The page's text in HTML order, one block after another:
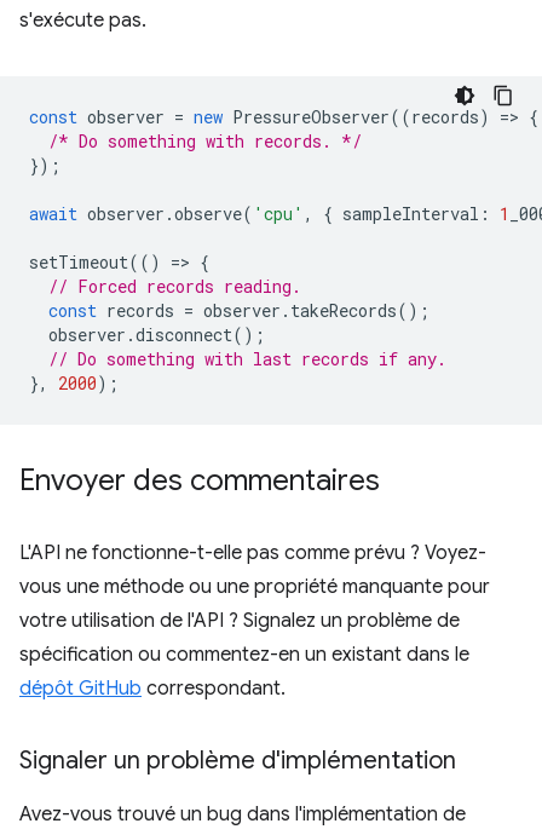
s'exécute pas.
const observer = new PressureObserver((records) => {
/* Do something with records. */
});
await observer .observe( 'cpu' , { sampleInterval : 1
setTimeout(() => {
// Forced records reading.
const records = observer . takeRecords();
observer .disconnect();
// Do something with last records if any.
},
2000);
Envoyer des commentaires
L'API ne fonctionne-t-elle pas comme prévu ? Voyez-
vous une méthode ou une propriété manquante pour
votre utilisation de l'API ? Signalez un problème de
spécification ou commentez-en un existant dans le
dépôt GitHub correspondant.
Signaler un problème d'implémentation
Avez-vous trouvé un bug dans l'implémentation de